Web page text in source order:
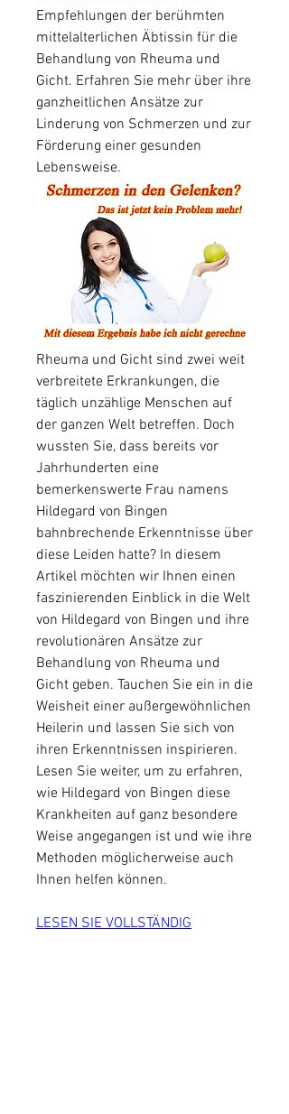
Empfehlungen der berühmten
mittelalterlichen Äbtissin für die
Behandlung von Rheuma und
Gicht. Erfahren Sie mehr über ihre
ganzheitlichen Ansätze zur
Linderung von Schmerzen und zur
Förderung einer gesunden
Lebensweise.
Rheuma und Gicht sind zwei weit
verbreitete Erkrankungen, die
täglich unzählige Menschen auf
der ganzen Welt betreffen. Doch
wussten Sie, dass bereits vor
Jahrhunderten eine
bemerkenswerte Frau namens
Hildegard von Bingen
bahnbrechende Erkenntnisse über
diese Leiden hatte? In diesem
Artikel möchten wir Ihnen einen
faszinierenden Einblick in die Welt
von Hildegard von Bingen und ihre
revolutionären Ansätze zur
Behandlung von Rheuma und
Gicht geben. Tauchen Sie ein in die
Weisheit einer außergewöhnlichen
Heilerin und lassen Sie sich von
ihren Erkenntnissen inspirieren.
Lesen Sie weiter, um zu erfahren,
wie Hildegard von Bingen diese
Krankheiten auf ganz besondere
Weise angegangen ist und wie ihre
Methoden möglicherweise auch
Ihnen helfen können.
LESEN SIE VOLLSTÄNDIG